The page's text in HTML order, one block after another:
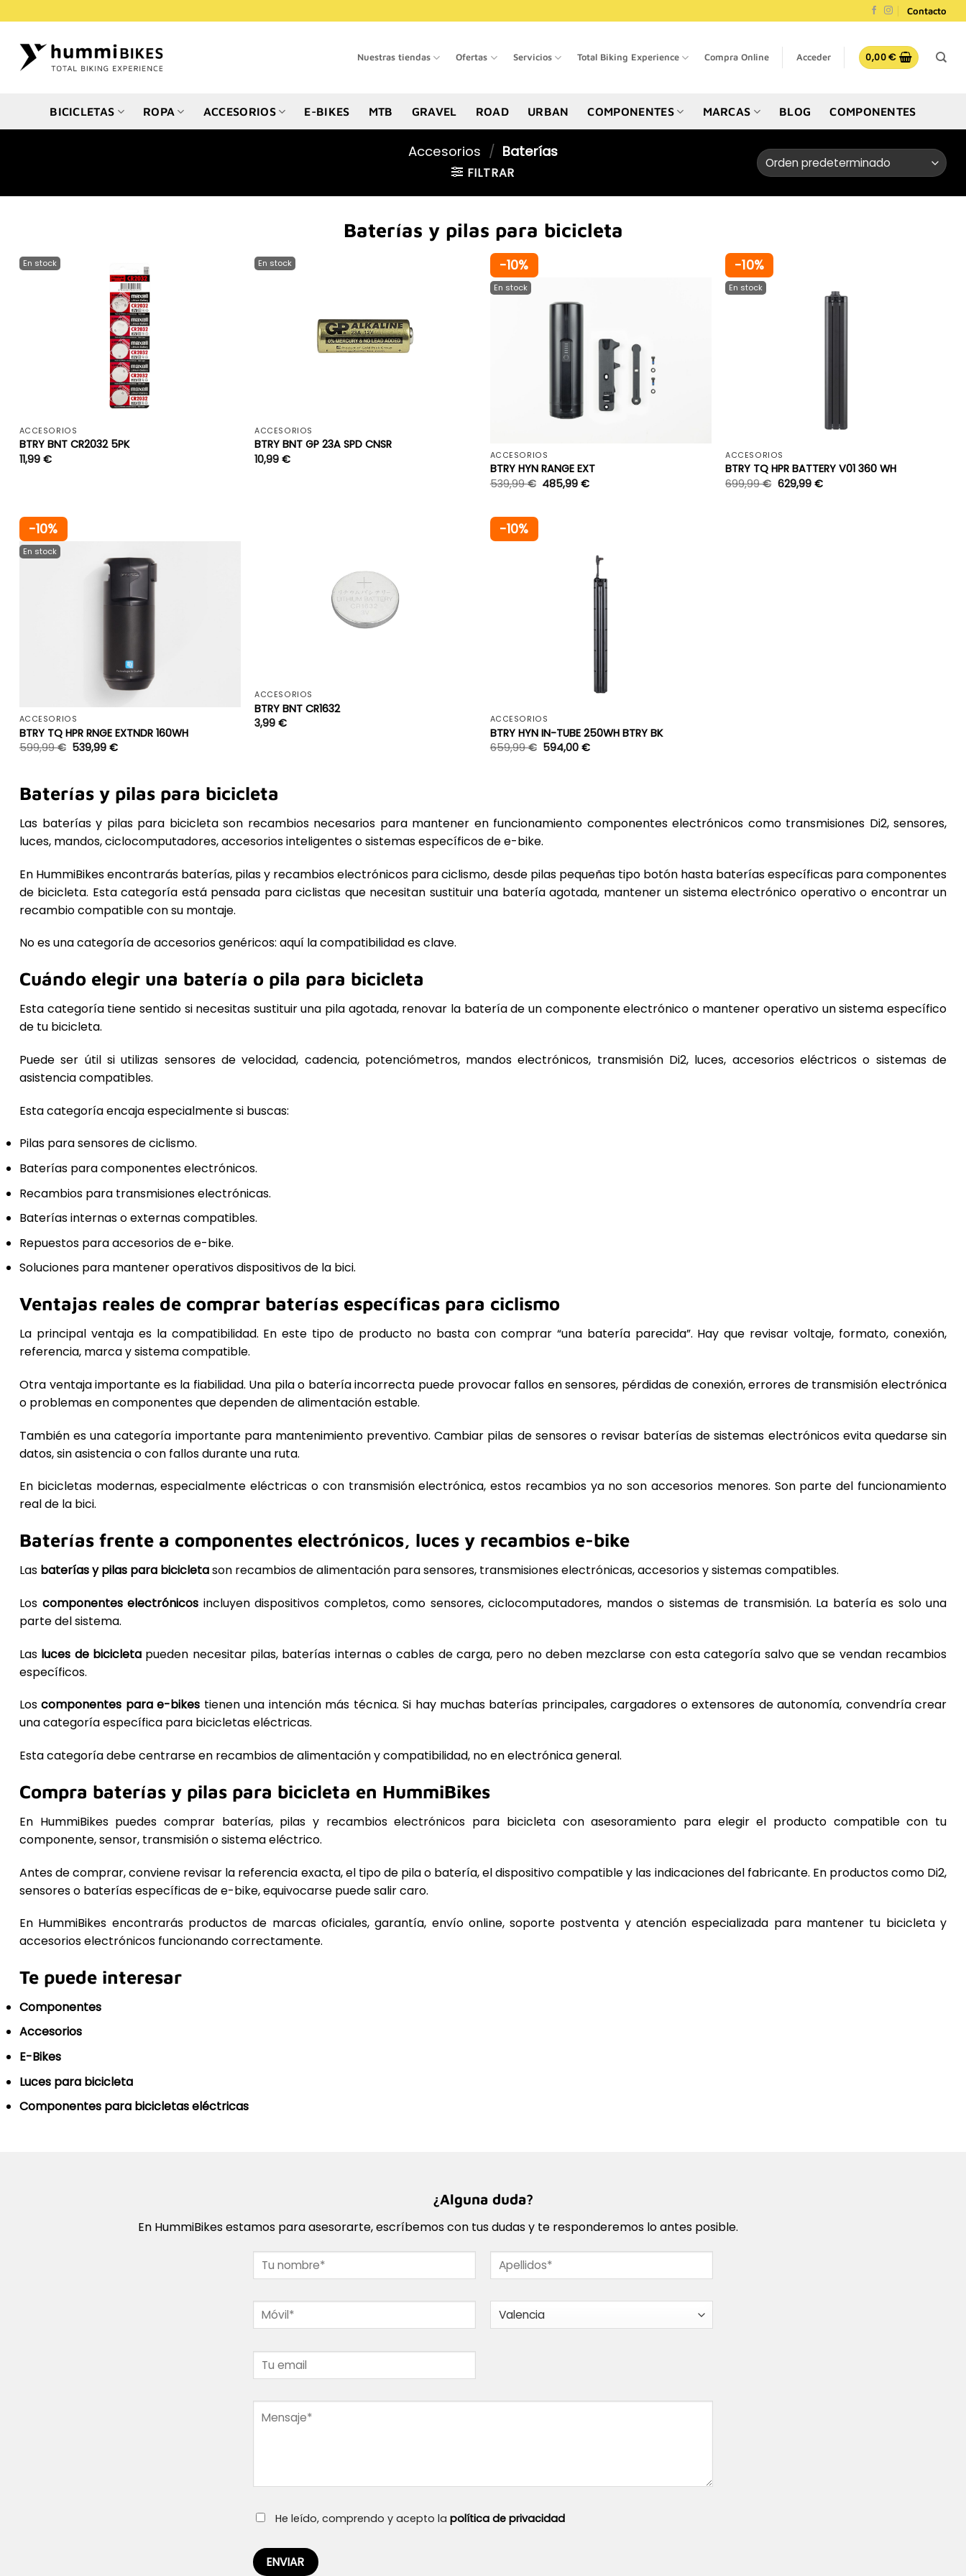
al
contenido
Contacto
Nuestras tiendas Ofertas Servicios Total Biking Experience Compra Online Acceder 0,00€
BICICLETAS ROPA ACCESORIOS E-BIKES MTB GRAVEL ROAD URBAN COMPONENTES MARCAS BLOG COMPONENTES
Accesorios / Baterías
FILTRAR
Baterías y pilas para bicicleta
ACCESORIOS
BTRY BNT CR2032 5PK
11,99 €
ACCESORIOS
BTRY BNT GP 23A SPD CNSR
10,99€
-10%
ACCESORIOS
BTRY HYN RANGE EXT
539,99€ 485,99€
-10%
ACCESORIOS
BTRY TQ HPR BATTERY V01 360 WH
699,99€ 629,99 €
-10%
ACCESORIOS
BTRY TQ HPR RNGE EXTNDR 160WH
599,99€ 539,99€
ACCESORIOS
BTRY BNT CR1632
3,99€
-10%
ACCESORIOS
BTRY HYN IN-TUBE 250WH BTRY BK
659,99€ 594,00€
Baterías y pilas para bicicleta
Las baterías y pilas para bicicleta son recambios necesarios para mantener en funcionamiento componentes electrónicos como transmisiones Di2, sensores,
luces, mandos, ciclocomputadores, accesorios inteligentes o sistemas específicos de e-bike.
En HummiBikes encontrarás baterías, pilas y recambios electrónicos para ciclismo, desde pilas pequeñas tipo botón hasta baterías específicas para componentes
de bicicleta. Esta categoría está pensada para ciclistas que necesitan sustituir una batería agotada, mantener un sistema electrónico operativo o encontrar un
recambio compatible con su montaje.
No es una categoría de accesorios genéricos: aquí la compatibilidad es clave.
Cuándo elegir una batería o pila para bicicleta
Esta categoría tiene sentido si necesitas sustituir una pila agotada, renovar la batería de un componente electrónico o mantener operativo un sistema específico
de tu bicicleta.
Puede ser útil si utilizas sensores de velocidad, cadencia, potenciómetros, mandos electrónicos, transmisión Di2, luces, accesorios eléctricos o sistemas de
asistencia compatibles.
Esta categoría encaja especialmente si buscas:
Pilas para sensores de ciclismo.
Baterías para componentes electrónicos.
Recambios para transmisiones electrónicas.
Baterías internas o externas compatibles.
Repuestos para accesorios de e-bike.
Soluciones para mantener operativos dispositivos de la bici.
Ventajas reales de comprar baterías específicas para ciclismo
La principal ventaja es la compatibilidad. En este tipo de producto no basta con comprar “una batería parecida”. Hay que revisar voltaje, formato, conexión,
referencia, marca y sistema compatible.
Otra ventaja importante es la fiabilidad. Una pila o batería incorrecta puede provocar fallos en sensores, pérdidas de conexión, errores de transmisión electrónica
o problemas en componentes que dependen de alimentación estable.
También es una categoría importante para mantenimiento preventivo. Cambiar pilas de sensores o revisar baterías de sistemas electrónicos evita quedarse sin
datos, sin asistencia o con fallos durante una ruta.
En bicicletas modernas, especialmente eléctricas o con transmisión electrónica, estos recambios ya no son accesorios menores. Son parte del funcionamiento
real de la bici.
Baterías frente a componentes electrónicos, luces y recambios e-bike
Las baterías y pilas para bicicletason recambios de alimentación para sensores, transmisiones electrónicas, accesorios y sistemas compatibles.
Los componentes electrónicos incluyen dispositivos completos, como sensores, ciclocomputadores, mandos o sistemas de transmisión. La batería es solo una
parte del sistema.
Las luces de bicicleta pueden necesitar pilas, baterías internas o cables de carga, pero no deben mezclarse con esta categoría salvo que se vendan recambios
específicos.
Loscomponentes para e-bikes tienen una intención más técnica. Si hay muchas baterías principales, cargadores o extensores de autonomía, convendría crear
una categoría específica para bicicletas eléctricas.
Esta categoría debe centrarse en recambios de alimentación y compatibilidad, no en electrónica general.
Compra baterías y pilas para bicicleta en HummiBikes
En HummiBikes puedes comprar baterías, pilas y recambios electrónicos para bicicleta con asesoramiento para elegir el producto compatible con tu
componente, sensor, transmisión o sistema eléctrico.
Antes de comprar, conviene revisar la referencia exacta, el tipo de pila o batería, el dispositivo compatible y las indicaciones del fabricante. En productos como Di2,
sensores o baterías específicas de e-bike, equivocarse puede salir caro.
En HummiBikes encontrarás productos de marcas oficiales, garantía, envío online, soporte postventa y atención especializada para mantener tu bicicleta y
accesorios electrónicos funcionando correctamente.
Te puede interesar
Componentes
Accesorios
E-Bikes
Luces para bicicleta
Componentes para bicicletas eléctricas
¿Alguna duda?
En HummiBikes estamos para asesorarte, escríbemos con tus dudas y te responderemos lo antes posible.
He leído, comprendo y acepto la política de privacidad